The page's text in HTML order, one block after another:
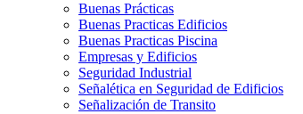
Buenas Prácticas
Buenas Practicas Edificios
Buenas Practicas Piscina
Empresas y Edificios
Seguridad Industrial
Señalética en Seguridad de Edificios
Señalización de Transito